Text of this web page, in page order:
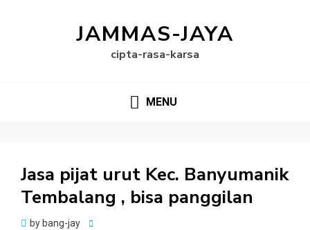
JAMMAS-JAYA
cipta-rasa-karsa
MENU
Jasa pijat urut Kec. Banyumanik
Tembalang , bisa panggilan
by bang-jay
Posted